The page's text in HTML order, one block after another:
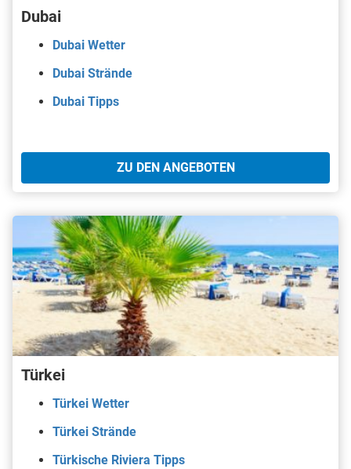
Dubai
Dubai Wetter
Dubai Strände
Dubai Tipps
ZU DEN ANGEBOTEN
Türkei
Türkei Wetter
Türkei Strände
Türkische Riviera Tipps